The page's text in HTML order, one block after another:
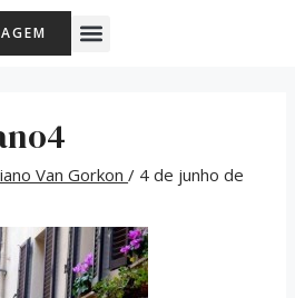
Menu
Van Gorkon/ 4 de junho de